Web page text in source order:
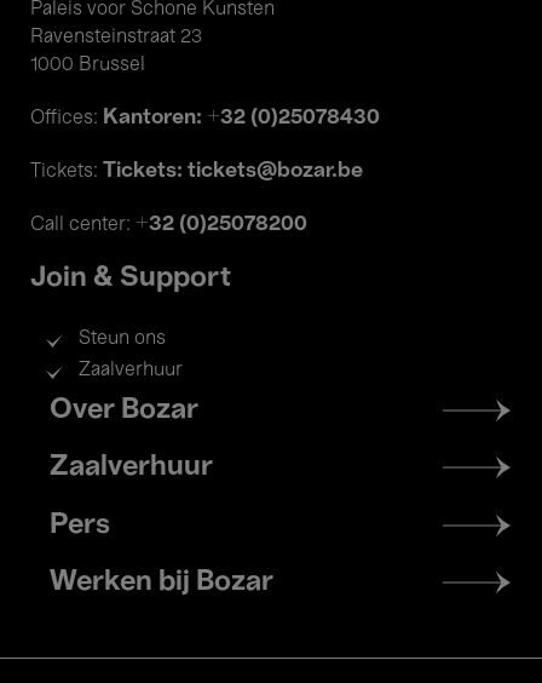
Paleis voor Schone Kunsten
Ravensteinstraat 23
1000 Brussel
Offices: Kantoren: +32 (0)25078430
Tickets: Tickets: tickets@bozar.be
Call center: +32 (0)25078200
Join & Support
Steun ons
Zaalverhuur
Footer
menu
Over Bozar
Zaalverhuur
Pers
Werken bij Bozar